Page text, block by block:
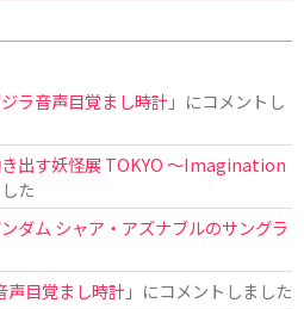
ラ音声目覚まし時計」にコメントし
出す妖怪展 TOKYO 〜Imagination
た
ダム シャア・アズナブルのサングラ
声目覚まし時計」にコメントしました